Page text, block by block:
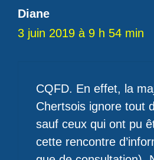
Diane
3 juin 2019 à 9 h 54 min
CQFD. En effet, la
Chertsois ignore tout
sauf ceux qui ont pu
cette rencontre